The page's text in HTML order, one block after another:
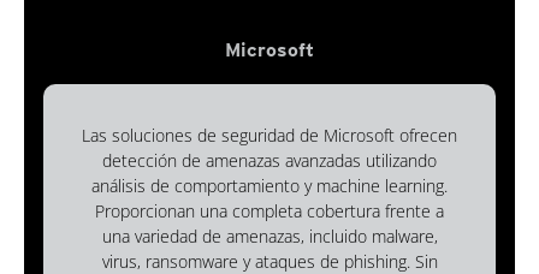
Microsoft
Las soluciones de seguridad de Microsoft ofrecen
detección de amenazas avanzadas utilizando
análisis de comportamiento y machine learning.
Proporcionan una completa cobertura frente a
una variedad de amenazas, incluido malware,
virus, ransomware y ataques de phishing. Sin